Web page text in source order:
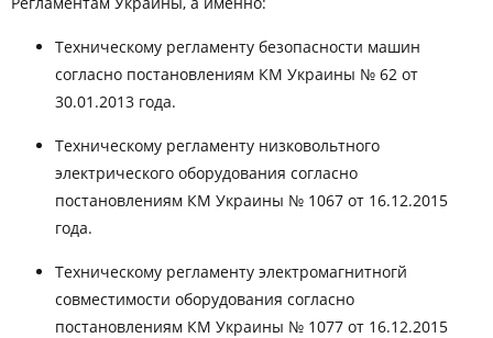
Техническому регламенту безопасности машин
согласно постановлениям КМ Украины № 62 от
30.01.2013 года.
Техническому регламенту низковольтного
электрического оборудования согласно
постановлениям КМ Украины № 1067 от 16.12.2015
года.
Техническому регламенту электромагнитногй
совместимости оборудования согласно
постановлениям КМ Украины № 1077 от 16.12.2015